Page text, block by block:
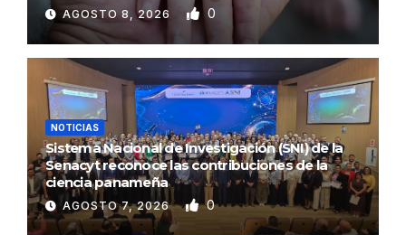
AGOSTO 8, 2026 0
NOTICIAS
Sistema Nacional de Investigación (SNI) de la
Senacyt reconoce las contribuciones de la
ciencia panameña
AGOSTO 7, 2026 0